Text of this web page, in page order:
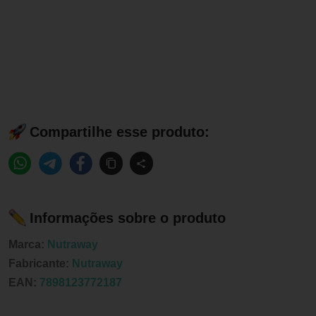
Compartilhe esse produto:
Informações sobre o produto
Marca: Nutraway
Fabricante: Nutraway
EAN: 7898123772187